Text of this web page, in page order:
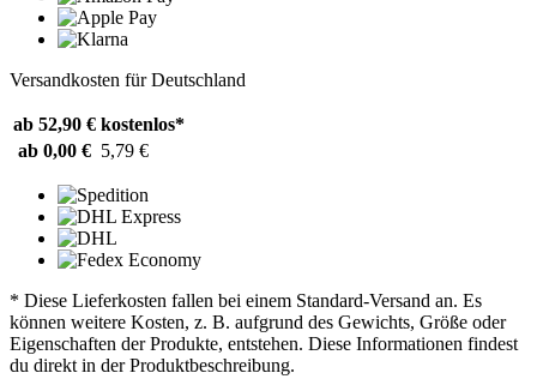
Versandkosten für Deutschland
ab 52,90 € kostenlos*
ab 0,00 € 5,79 €
* Diese Lieferkosten fallen bei einem Standard-Versand an. Es
können weitere Kosten, z. B. aufgrund des Gewichts, Größe oder
Eigenschaften der Produkte, entstehen. Diese Informationen findest
du direkt in der Produktbeschreibung.